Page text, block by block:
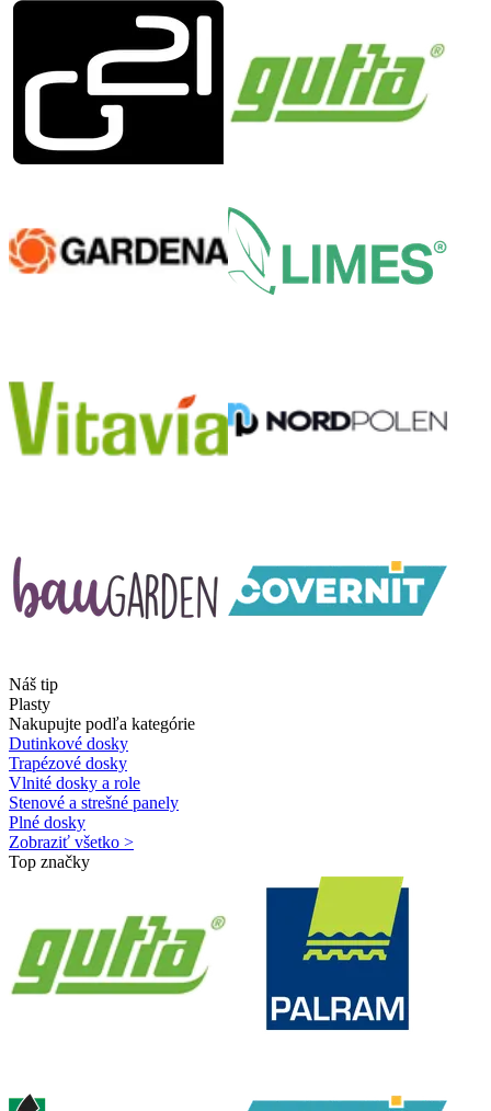
Náš tip
Plasty
Nakupujte podľa kategórie
Dutinkové dosky
Trapézové dosky
Vlnité dosky a role
Stenové a strešné panely
Plné dosky
Zobraziť všetko >
Top značky